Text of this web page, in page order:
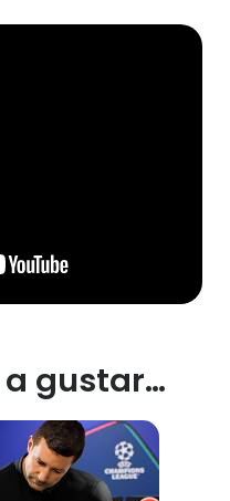
gustar…